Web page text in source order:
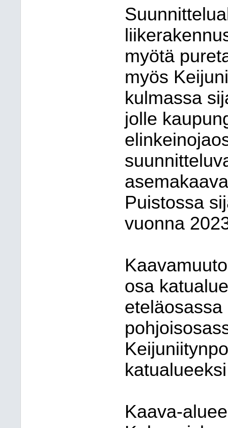
myötä
myös
kulmassa
jolle
Puistossa
vuonna
osa
Kaava-